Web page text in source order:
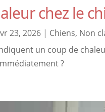
chez le
23, 2026 | Chiens, Non
un coup de
?